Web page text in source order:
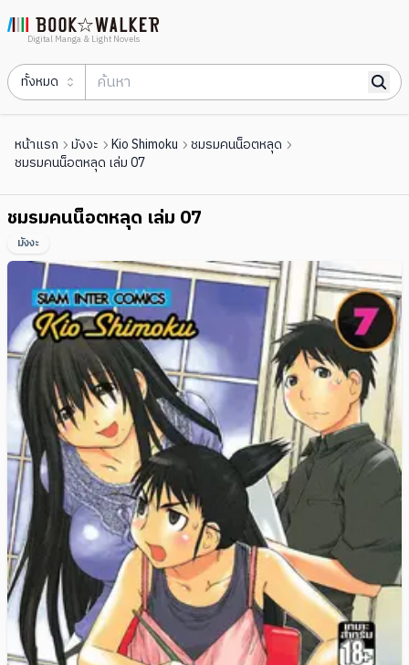
Digital Manga & Light Novels
ทั้งหมด
หน้าแรก มังงะ Kio Shimoku
ชมรมคนน็อตหลุด
ชมรมคนน็อตหลุด เล่ม 07
ชมรมคนน็อตหลุด เล่ม 07
มังงะ